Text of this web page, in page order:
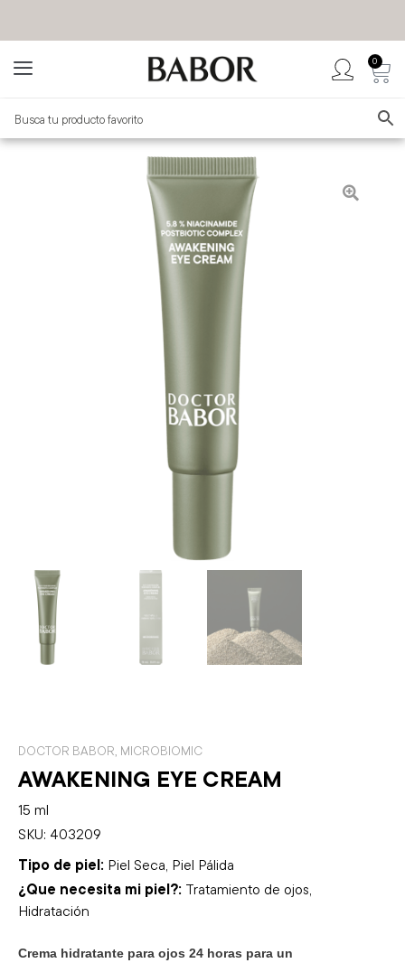
TIENDA OFICIAL
0
DOCTOR BABOR MICROBIOMIC
AWAKENING EYE CREAM
15 ml
SKU: 403209
Tipo de piel: Piel Seca, Piel Pálida
¿Que necesita mi piel?: Tratamiento de ojos,
Hidratación
Crema hidratante para ojos 24 horas para un